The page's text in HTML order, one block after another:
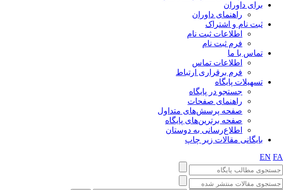
برای داوران
راهنمای داوران
ثبت نام و اشتراک
اطلاعات ثبت نام
فرم ثبت نام
تماس با ما
اطلاعات تماس
فرم برقراری ارتباط
تسهیلات پایگاه
جستجو در پایگاه
راهنمای صفحات
صفحه پرسش‌های متداول
صفحه برترین‌های پایگاه
اطلاع‌رسانی به دوستان
بایگانی مقالات زیر چاپ
EN FA